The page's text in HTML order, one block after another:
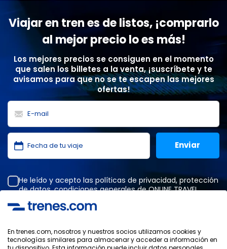
Viajar en tren es de listos, ¡comprarlo
al mejor precio lo es más!
Los mejores precios se consiguen en el momento
que salen los billetes a la venta, ¡suscríbete y te
avisamos para que no se te escapen las mejores
ofertas!
He leído y acepto las políticas de privacidad, protección
de datos,condiciones generalesde ONLINE TRAVEL
Política de Privacidad
En trenes.com, nosotros y nuestros socios utilizamos cookies y
tecnologías similares para almacenar y acceder a información en